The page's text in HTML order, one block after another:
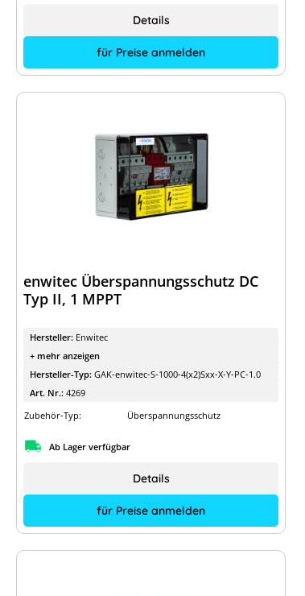
für Preise anmelden
Details
enwitec Überspannungsschutz DC
Typ II, 1 MPPT
Hersteller: Enwitec
+ mehr anzeigen
Hersteller-Typ: GAK-enwitec-S-1000-4(x2)Sxx-X-Y-PC-1.0
Art. Nr.: 4269
Zubehör-Typ:
Überspannungsschutz
Ab Lager verfügbar
für Preise anmelden
Details